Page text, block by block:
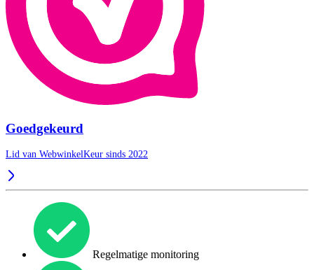
Goedgekeurd
Lid van WebwinkelKeur sinds 2022
Regelmatige monitoring